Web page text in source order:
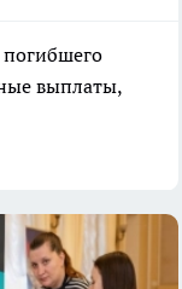
погибшего
выплаты,